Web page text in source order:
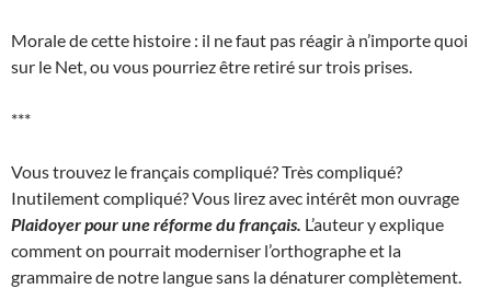
Morale de cette histoire : il ne faut pas réagir à n’importe quoi
sur le Net, ou vous pourriez être retiré sur trois prises.
***
Vous trouvez le français compliqué? Très compliqué?
Inutilement compliqué? Vous lirez avec intérêt mon ouvrage
Plaidoyer pour une réforme du français. L’auteur y explique
comment on pourrait moderniser l’orthographe et la
grammaire de notre langue sans la dénaturer complètement.